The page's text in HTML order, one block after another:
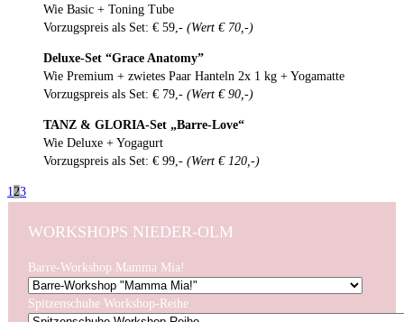
Wie Basic + Toning Tube
Vorzugspreis als Set: € 59,- (Wert € 70,-)
Deluxe-Set “Grace Anatomy”
Wie Premium + zwietes Paar Hanteln 2x 1 kg + Yogamatte
Vorzugspreis als Set: € 79,- (Wert € 90,-)
TANZ & GLORIA-Set „Barre-Love“
Wie Deluxe + Yogagurt
Vorzugspreis als Set: € 99,- (Wert € 120,-)
123
WORKSHOPS NIEDER-OLM
Barre-Workshop Mamma Mia!
Spitzenschuhe Workshop-Reihe